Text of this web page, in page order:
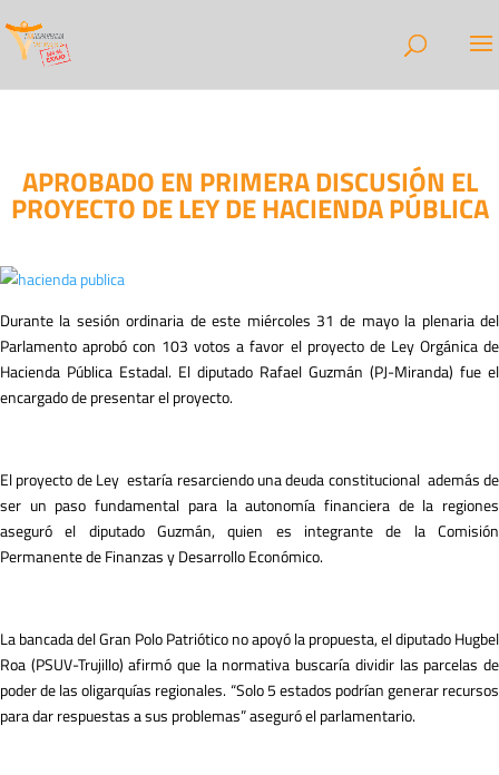
APROBADO EN PRIMERA DISCUSIÓN EL
PROYECTO DE LEY DE HACIENDA PÚBLICA
Durante la sesión ordinaria de este miércoles 31 de mayo la plenaria del
Parlamento aprobó con 103 votos a favor el proyecto de Ley Orgánica de
Hacienda Pública Estadal. El diputado Rafael Guzmán (PJ-Miranda) fue el
encargado de presentar el proyecto.
El proyecto de Ley estaría resarciendo una deuda constitucional además de
ser un paso fundamental para la autonomía financiera de la regiones
aseguró el diputado Guzmán, quien es integrante de la Comisión
Permanente de Finanzas y Desarrollo Económico.
La bancada del Gran Polo Patriótico no apoyó la propuesta, el diputado Hugbel
Roa (PSUV-Trujillo) afirmó que la normativa buscaría dividir las parcelas de
poder de las oligarquías regionales. “Solo 5 estados podrían generar recursos
para dar respuestas a sus problemas” aseguró el parlamentario.